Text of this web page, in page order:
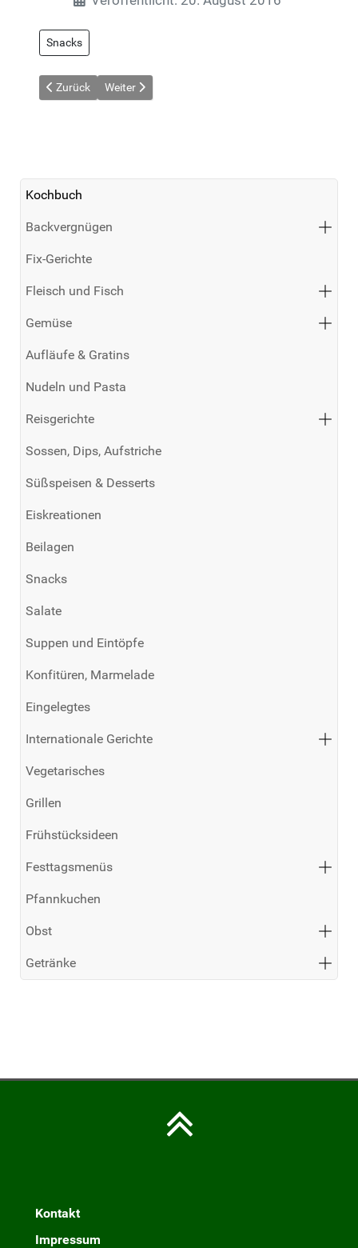
Snacks
Vorheriger Beitrag: Veggie Bagel
Zurück Nächster Beitrag: Vollkornbrot mit
Weiter
Kochbuch
Backvergnügen
Fix-Gerichte
Fleisch und Fisch
Gemüse
Aufläufe & Gratins
Nudeln und Pasta
Reisgerichte
Sossen, Dips, Aufstriche
Süßspeisen & Desserts
Eiskreationen
Beilagen
Snacks
Salate
Suppen und Eintöpfe
Konfitüren, Marmelade
Eingelegtes
Internationale Gerichte
Vegetarisches
Grillen
Frühstücksideen
Festtagsmenüs
Pfannkuchen
Obst
Getränke
Kontakt
Impressum